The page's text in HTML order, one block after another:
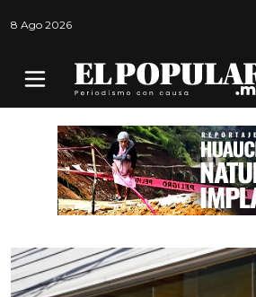
8 Ago 2026